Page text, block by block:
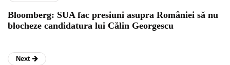
Bloomberg: SUA fac presiuni asupra României să nu
blocheze candidatura lui Călin Georgescu
Next